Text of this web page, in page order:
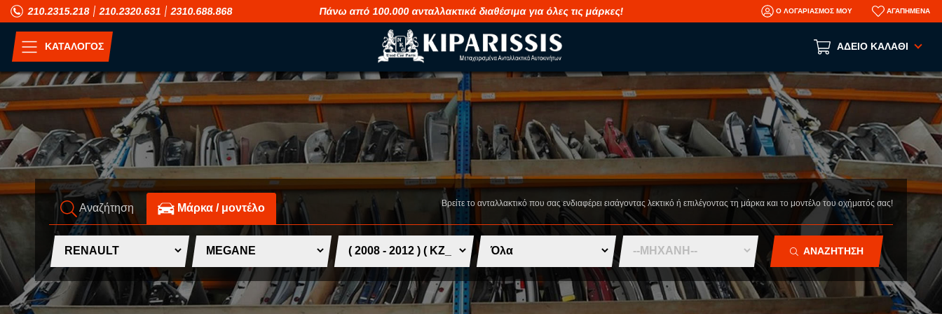
210.2315.218 210.2320.631 2310.688.868 Πάνω από 100.000 ανταλλακτικά διαθέσιμα για όλες τις μάρκες! Ο ΛΟΓΑΡΙΑΣΜΟΣ ΜΟΥ ΑΓΑΠΗΜΕΝΑ
ΚΑΤΑΛΟΓΟΣ ΑΔΕΙΟ ΚΑΛΑΘΙ
Το καλάθι αγορών είναι άδειο!
ΑΝΑ ΜΟΝΤΕΛΟ
A
ALFA ROMEO
ASIA MOTORS
AUDI
BMW
C
H
I
INFINITI
ISUZU
M
MAHINDRA
MASERATI
MERCEDES
MG
MINI
S
SAAB
SEAT
SHUANGHUAN
SMART
SSANGYONG
ΑΝΑ ΕΙΔΟΣ
ΑΞΕΣΟΥΑΡ
ΦΑΝΟΠΟΙΕΙΑ
AFTERMARKET ΑΝΤΑΛΛΑΚΤΙΚΑ
ΤΡΑΚΑΡΙΣΜΕΝΑ ΑΥΤΟΚΙΝΗΤΑ
ΜΕΤΑΧΕΙΡΙΣΜΕΝΑ ΑΥΤΟΚΙΝΗΤΑ
ΠΛΗΡΟΦΟΡΙΕΣ
Αναζήτηση Mάρκα / μοντέλο Βρείτε το ανταλλακτικό που σας ενδιαφέρει εισάγοντας λεκτικό ή επιλέγοντας τη μάρκα και το μοντέλο του οχήματός σας!
ΑΝΑΖΗΤΗΣΗ